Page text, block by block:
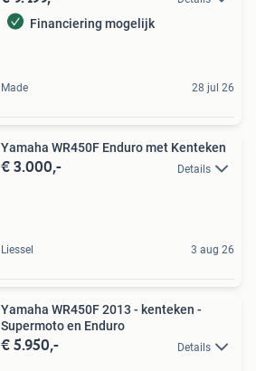
Financiering mogelijk
Made 28 jul 26
Yamaha WR450F Enduro met Kenteken
€ 3.000,- Details
Liessel 3 aug 26
Yamaha WR450F 2013 - kenteken -
Supermoto en Enduro
€ 5.950,- Details